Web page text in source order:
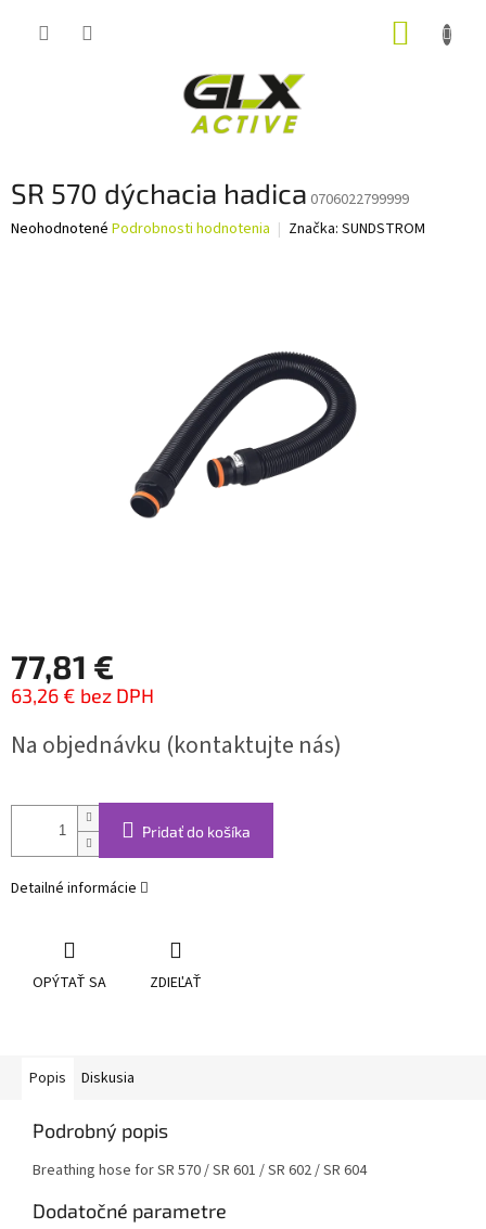
SR 570 dýchacia hadica 0706022799999
Priemerné
Neohodnotené Podrobnosti hodnotenia Značka: SUNDSTROM
77,81 €
63,26 € bez DPH
cena:
Na objednávku (kontaktujte nás)
Pridať do košíka
Detailné informácie
OPÝTAŤ SA ZDIEĽAŤ
Popis Diskusia
Podrobný popis
Breathing hose for SR 570 / SR 601 / SR 602 / SR 604
Dodatočné parametre